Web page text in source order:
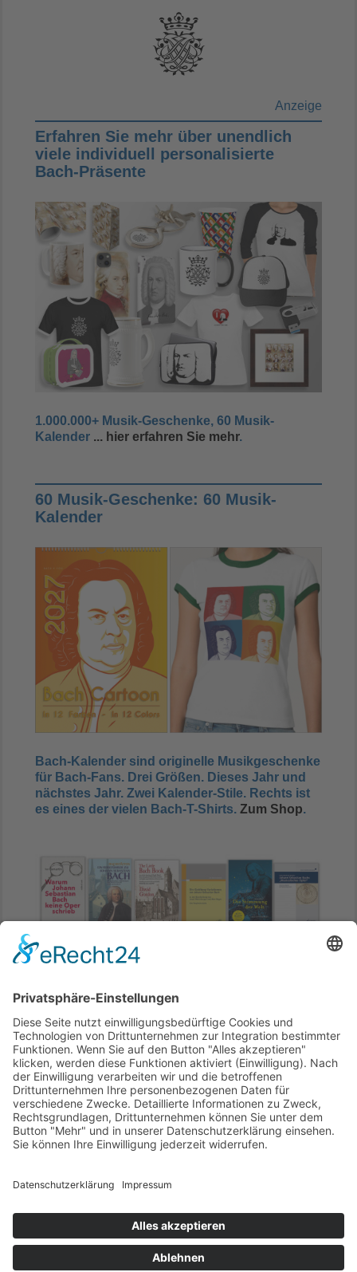
Anzeige
Erfahren Sie mehr über unendlich
viele individuell personalisierte
Bach-Präsente
1.000.000+ Musik-Geschenke, 60 Musik-
Kalender ... hier erfahren Sie mehr.
60 Musik-Geschenke: 60 Musik-
Kalender
Bach-Kalender sind originelle Musikgeschenke
für Bach-Fans. Drei Größen. Dieses Jahr und
nächstes Jahr. Zwei Kalender-Stile. Rechts ist
es eines der vielen Bach-T-Shirts. Zum Shop.
Ganze 800 Bücher zum Thema Bach bietet jpc,
unser Partnerverlag, an. 50 davon haben wir für
Sie als Empfehlungen zusammengestellt. Zum
Shop..